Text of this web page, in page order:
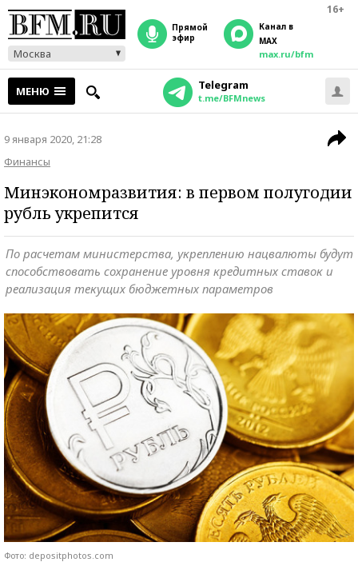
16+
Москва
прямой
эфир
Канал в
MAX
max.ru/bfm
МЕНЮ Telegram
t.me/BFMnews
9 января 2020, 21:28
Финансы
Минэкономразвития: в первом полугодии
рубль укрепится
По расчетам министерства, укреплению нацвалюты будут
способствовать сохранение уровня кредитных ставок и
реализация текущих бюджетных параметров
Фото: depositphotos.com